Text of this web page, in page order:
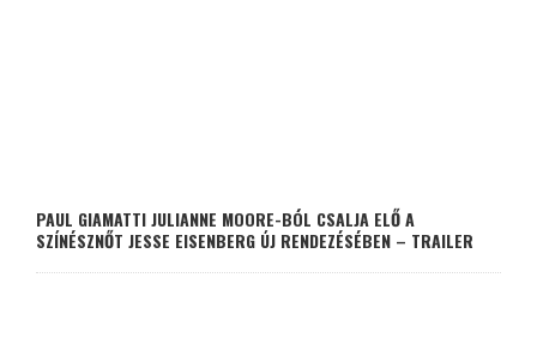
PAUL GIAMATTI JULIANNE MOORE-BÓL CSALJA ELŐ A
SZÍNÉSZNŐT JESSE EISENBERG ÚJ RENDEZÉSÉBEN – TRAILER